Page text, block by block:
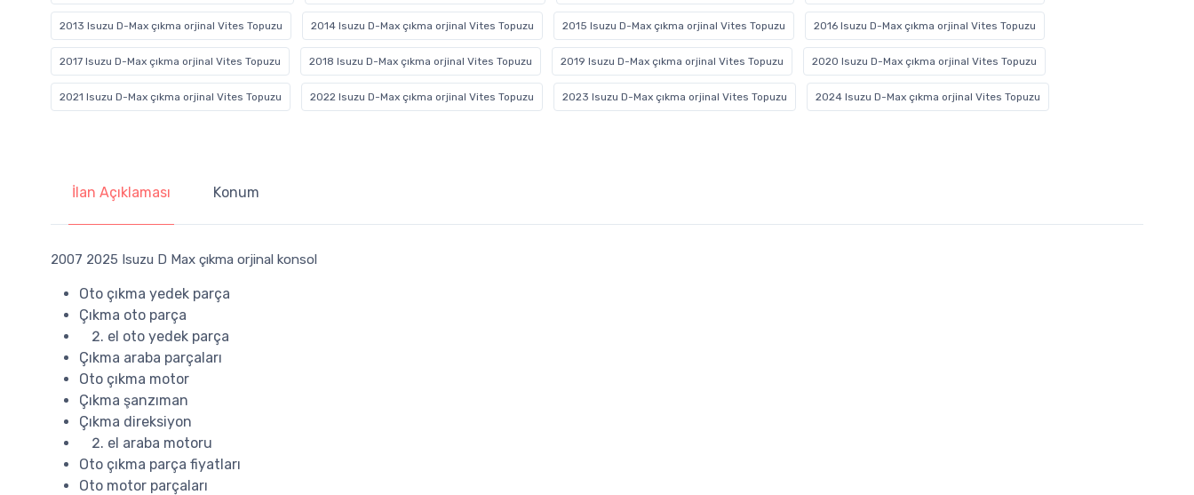
2013 Isuzu D-Max çıkma orjinal Vites Topuzu 2014 Isuzu D-Max çıkma orjinal Vites Topuzu 2015 Isuzu D-Max çıkma orjinal Vites Topuzu 2016 Isuzu D-Max çıkma orjinal Vites Topuzu
2017 Isuzu D-Max çıkma orjinal Vites Topuzu 2018 Isuzu D-Max çıkma orjinal Vites Topuzu 2019 Isuzu D-Max çıkma orjinal Vites Topuzu 2020 Isuzu D-Max çıkma orjinal Vites Topuzu
2021 Isuzu D-Max çıkma orjinal Vites Topuzu 2022 Isuzu D-Max çıkma orjinal Vites Topuzu 2023 Isuzu D-Max çıkma orjinal Vites Topuzu 2024 Isuzu D-Max çıkma orjinal Vites Topuzu
İlan Açıklaması Konum
2007 2025 Isuzu D Max çıkma orjinal konsol
Oto çıkma yedek parça
Çıkma oto parça
el oto yedek parça
Çıkma araba parçaları
Oto çıkma motor
Çıkma şanzıman
Çıkma direksiyon
el araba motoru
Oto çıkma parça fiyatları
Oto motor parçaları